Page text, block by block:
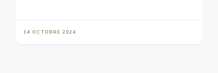
14 OCTOBRE 2024